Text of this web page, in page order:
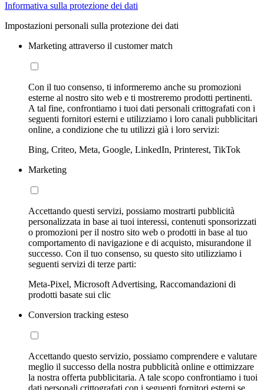
Informativa sulla protezione dei dati
Impostazioni personali sulla protezione dei dati
Marketing attraverso il customer match
Con il tuo consenso, ti informeremo anche su promozioni
esterne al nostro sito web e ti mostreremo prodotti pertinenti.
A tal fine, confrontiamo i tuoi dati personali crittografati con i
seguenti fornitori esterni e utilizziamo i loro canali pubblicitari
online, a condizione che tu utilizzi già i loro servizi:
Bing, Criteo, Meta, Google, LinkedIn, Printerest, TikTok
Marketing
Accettando questi servizi, possiamo mostrarti pubblicità
personalizzata in base ai tuoi interessi, contenuti sponsorizzati
o promozioni per il nostro sito web o prodotti in base al tuo
comportamento di navigazione e di acquisto, misurandone il
successo. Con il tuo consenso, su questo sito utilizziamo i
seguenti servizi di terze parti:
Meta-Pixel, Microsoft Advertising, Raccomandazioni di
prodotti basate sui clic
Conversion tracking esteso
Accettando questo servizio, possiamo comprendere e valutare
meglio il successo della nostra pubblicità online e ottimizzare
la nostra offerta pubblicitaria. A tale scopo confrontiamo i tuoi
dati personali crittografati con i seguenti fornitori esterni se